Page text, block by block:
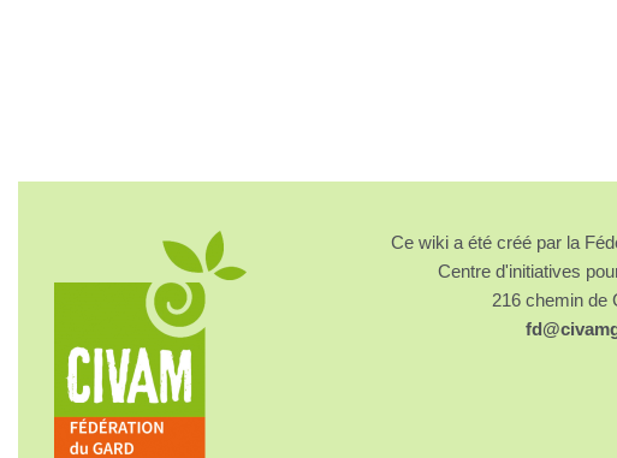
Ce wiki a été créé par la
Centre d'initiatives
216 chemin de